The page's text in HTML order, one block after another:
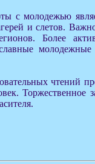
с молодежью
и слетов.
Более
чтений
Торжественное